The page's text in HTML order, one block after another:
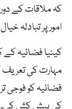
کہ ملاقات کے
امورپر تبادلہ
کینیا فضائیہ کے
مہارت کی تعریف
فضائیہ کو فوجی